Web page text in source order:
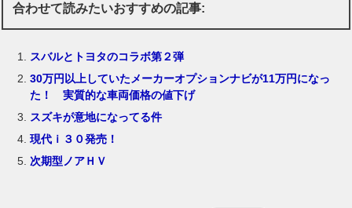
合わせて読みたいおすすめの記事:
スバルとトヨタのコラボ第２弾
30万円以上していたメーカーオプションナビが11万円になっ
た！ 実質的な車両価格の値下げ
スズキが意地になってる件
現代ｉ３０発売！
次期型ノアＨＶ